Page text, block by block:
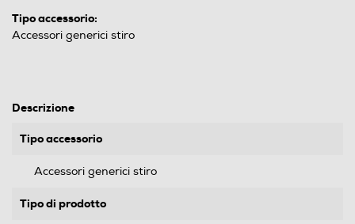
Tipo accessorio:
Accessori generici stiro
Descrizione
Tipo accessorio
Accessori generici stiro
Tipo di prodotto